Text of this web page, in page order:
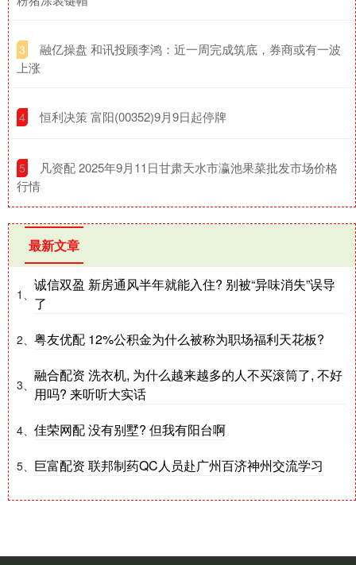
3
​融亿操盘 和讯投顾李鸿：近一周完成筑底，券商或有一波
上涨
4 ​恒利决策 富阳(00352)9月9日起停牌
5
​凡资配 2025年9月11日甘肃天水市瀛池果菜批发市场价格
行情
最新文章
1、
诚信双盈 新房通风半年就能入住? 别被“异味消失”误导
了
2、 粤友优配 12%公积金为什么被称为职场福利天花板?
3、
融合配资 洗衣机, 为什么越来越多的人不买滚筒了, 不好
用吗? 来听听大实话
4、 佳荣网配 没有别墅? 但我有阳台啊
5、 巨富配资 联邦制药QC人员赴广州百济神州交流学习